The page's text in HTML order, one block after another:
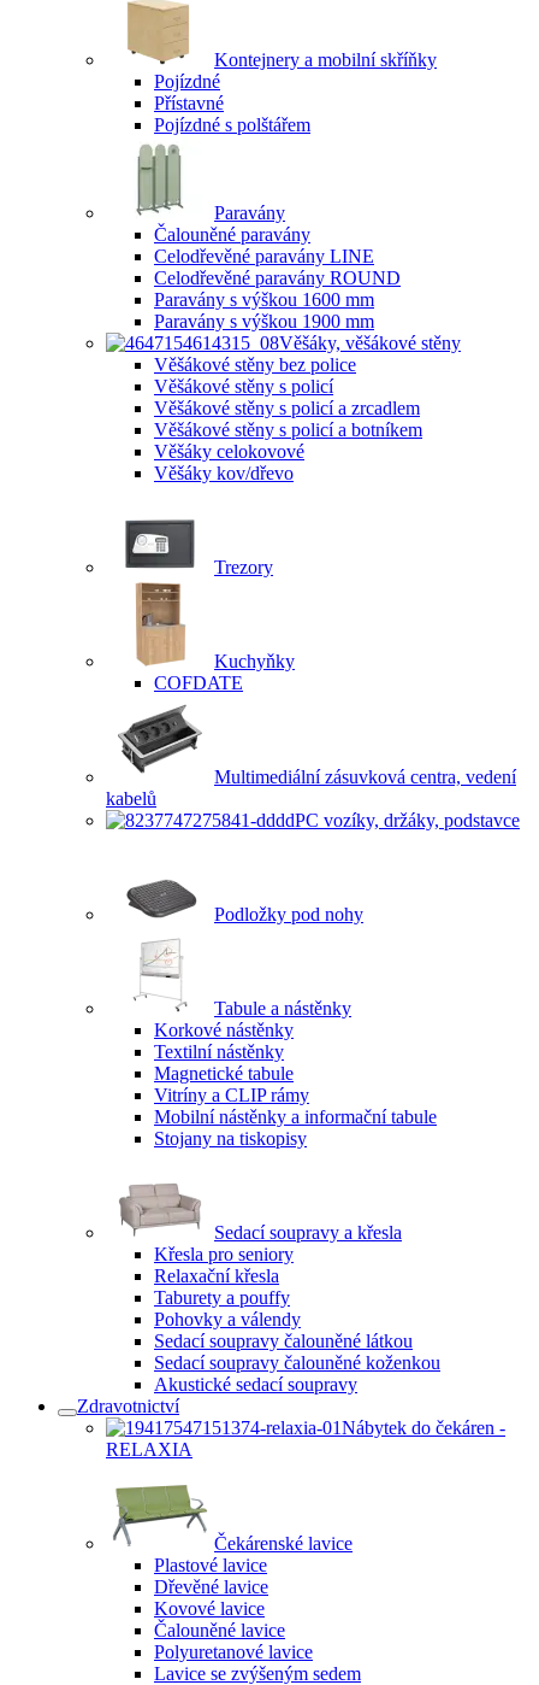
Kontejnery a mobilní skříňky
Pojízdné
Přístavné
Pojízdné s polštářem
Paravány
Čalouněné paravány
Celodřevěné paravány LINE
Celodřevěné paravány ROUND
Paravány s výškou 1600 mm
Paravány s výškou 1900 mm
Věšáky, věšákové stěny
Věšákové stěny bez police
Věšákové stěny s policí
Věšákové stěny s policí a zrcadlem
Věšákové stěny s policí a botníkem
Věšáky celokovové
Věšáky kov/dřevo
Trezory
Kuchyňky
COFDATE
Multimediální zásuvková centra, vedení
kabelů
PC vozíky, držáky, podstavce
Podložky pod nohy
Tabule a nástěnky
Korkové nástěnky
Textilní nástěnky
Magnetické tabule
Vitríny a CLIP rámy
Mobilní nástěnky a informační tabule
Stojany na tiskopisy
Sedací soupravy a křesla
Křesla pro seniory
Relaxační křesla
Taburety a pouffy
Pohovky a válendy
Sedací soupravy čalouněné látkou
Sedací soupravy čalouněné koženkou
Akustické sedací soupravy
Zdravotnictví
Nábytek do čekáren -
RELAXIA
Čekárenské lavice
Plastové lavice
Dřevěné lavice
Kovové lavice
Čalouněné lavice
Polyuretanové lavice
Lavice se zvýšeným sedem